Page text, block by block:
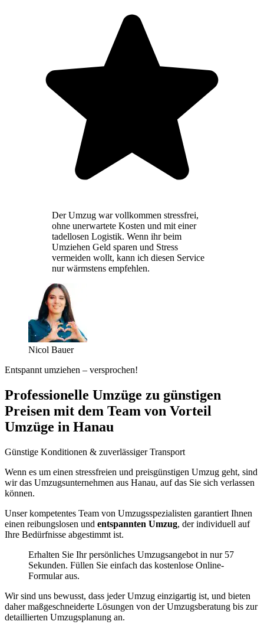
Der Umzug war vollkommen stressfrei,
ohne unerwartete Kosten und mit einer
tadellosen Logistik. Wenn ihr beim
Umziehen Geld sparen und Stress
vermeiden wollt, kann ich diesen Service
nur wärmstens empfehlen.
Nicol Bauer
Entspannt umziehen – versprochen!
Professionelle Umzüge zu günstigen
Preisen mit dem Team von Vorteil
Umzüge in Hanau
Günstige Konditionen & zuverlässiger Transport
Wenn es um einen stressfreien und preisgünstigen Umzug geht, sind
wir das Umzugsunternehmen aus Hanau, auf das Sie sich verlassen
können.
Unser kompetentes Team von Umzugsspezialisten garantiert Ihnen
einen reibungslosen und entspannten Umzug, der individuell auf
Ihre Bedürfnisse abgestimmt ist.
Erhalten Sie Ihr persönliches Umzugsangebot in nur 57
Sekunden. Füllen Sie einfach das kostenlose Online-
Formular aus.
Wir sind uns bewusst, dass jeder Umzug einzigartig ist, und bieten
daher maßgeschneiderte Lösungen von der Umzugsberatung bis zur
detaillierten Umzugsplanung an.